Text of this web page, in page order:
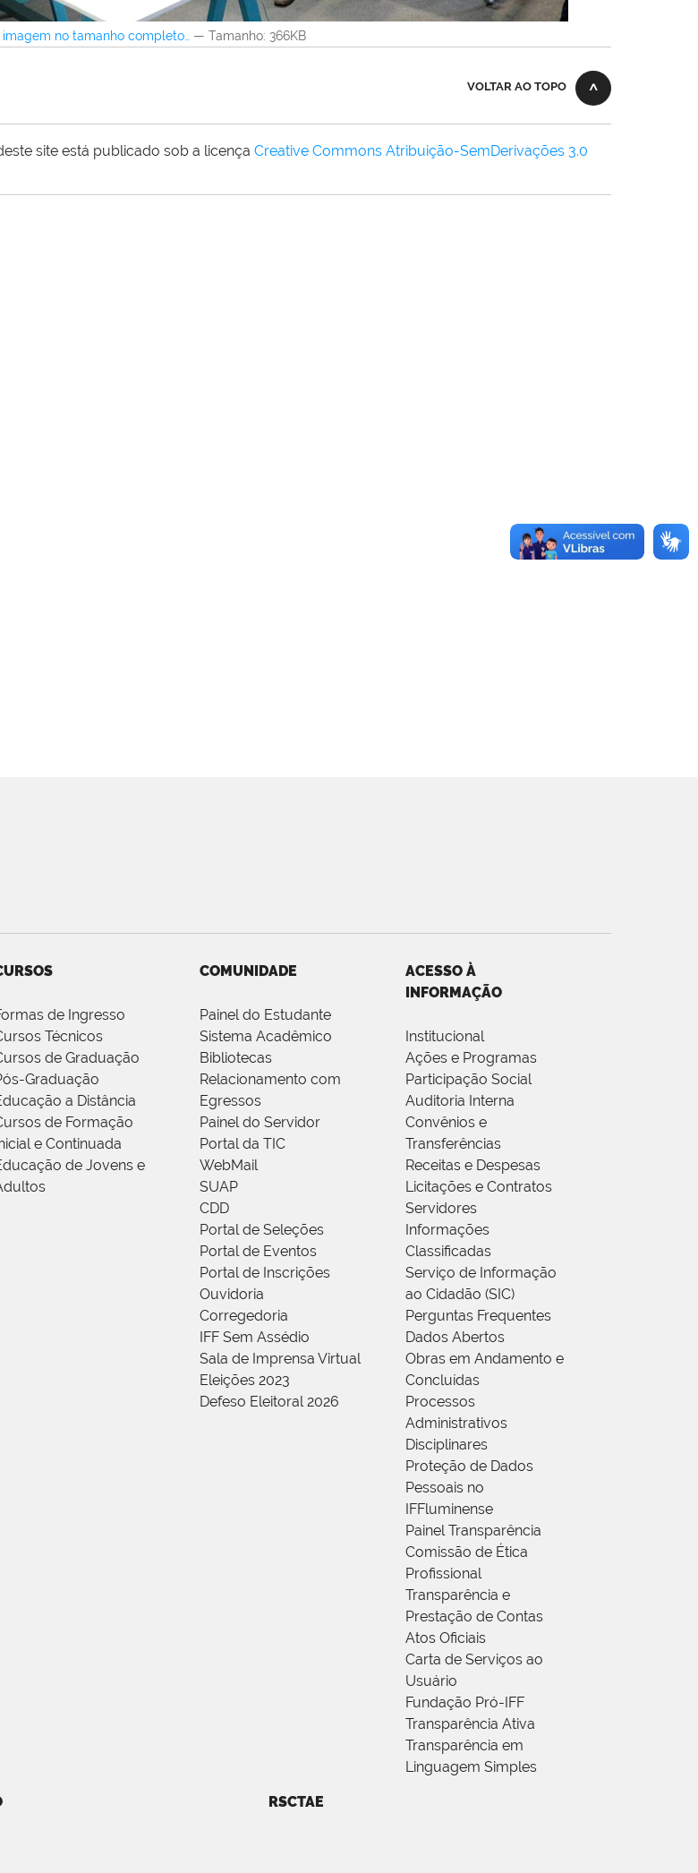
no tamanho completo… — Tamanho: 366KB
VOLTAR AO TOPO
site está publicado sob a licença Creative Commons Atribuição-SemDerivações 3.0
de Ingresso
Técnicos
de Graduação
Graduação
a Distância
de Formação
e Continuada
de Jovens e
COMUNIDADE
Painel do Estudante
Sistema Acadêmico
Bibliotecas
Relacionamento com
Egressos
Painel do Servidor
Portal da TIC
WebMail
SUAP
CDD
Portal de Seleções
Portal de Eventos
Portal de Inscrições
Ouvidoria
Corregedoria
IFF Sem Assédio
Sala de Imprensa Virtual
Eleições 2023
Defeso Eleitoral 2026
ACESSO À
INFORMAÇÃO
Institucional
Ações e Programas
Participação Social
Auditoria Interna
Convênios e
Transferências
Receitas e Despesas
Licitações e Contratos
Servidores
Informações
Classificadas
Serviço de Informação
ao Cidadão (SIC)
Perguntas Frequentes
Dados Abertos
Obras em Andamento e
Concluídas
Processos
Administrativos
Disciplinares
Proteção de Dados
Pessoais no
IFFluminense
Painel Transparência
Comissão de Ética
Profissional
Transparência e
Prestação de Contas
Atos Oficiais
Carta de Serviços ao
Usuário
Fundação Pró-IFF
Transparência Ativa
Transparência em
Linguagem Simples
RSCTAE